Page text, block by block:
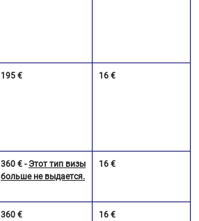
195 € 16 €
360 € - Этот тип визы
больше не выдается.
16 €
360 € 16 €